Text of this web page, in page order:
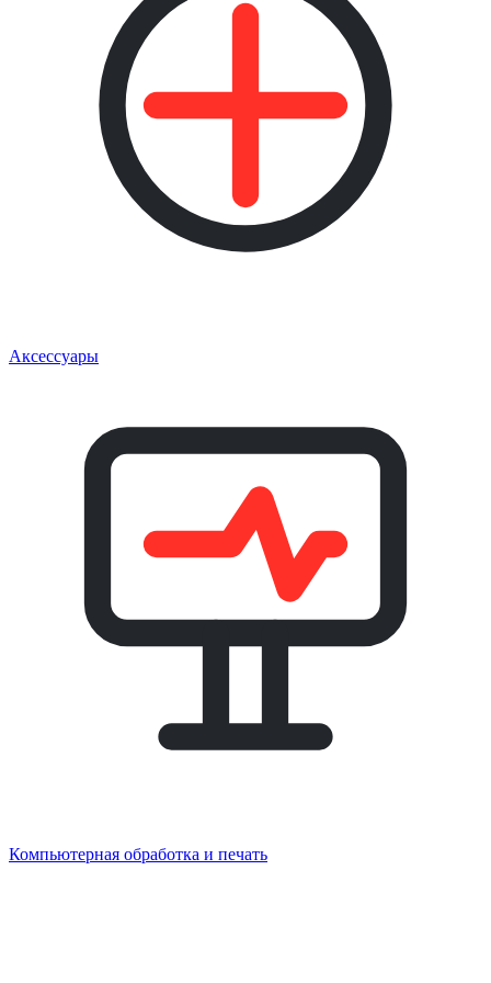
Аксессуары
Компьютерная обработка и печать